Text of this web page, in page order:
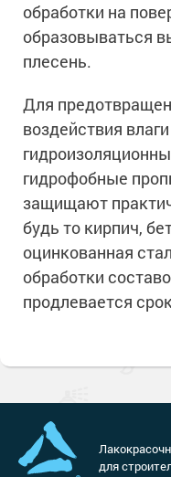
обработки на
образовываться
плесень.
Для
воздействия
гидрофобные
защищают
будь то кирпич,
оцинкованная
обработки
продлевается
для